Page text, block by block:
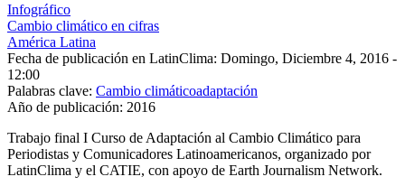
Infográfico
Cambio climático en cifras
América Latina
Fecha de publicación en LatinClima: Domingo, Diciembre 4, 2016 -
12:00
Palabras clave: Cambio climáticoadaptación
Año de publicación: 2016
Trabajo final I Curso de Adaptación al Cambio Climático para
Periodistas y Comunicadores Latinoamericanos, organizado por
LatinClima y el CATIE, con apoyo de Earth Journalism Network.